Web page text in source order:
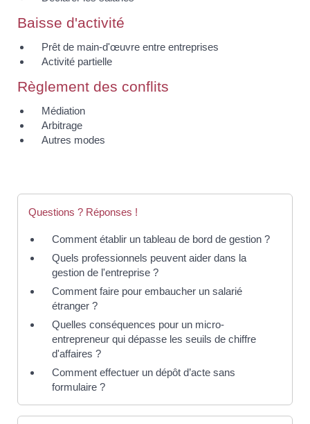
Baisse d'activité
Prêt de main-d'œuvre entre entreprises
Activité partielle
Règlement des conflits
Médiation
Arbitrage
Autres modes
Questions ? Réponses !
Comment établir un tableau de bord de gestion ?
Quels professionnels peuvent aider dans la
gestion de l'entreprise ?
Comment faire pour embaucher un salarié
étranger ?
Quelles conséquences pour un micro-
entrepreneur qui dépasse les seuils de chiffre
d'affaires ?
Comment effectuer un dépôt d’acte sans
formulaire ?